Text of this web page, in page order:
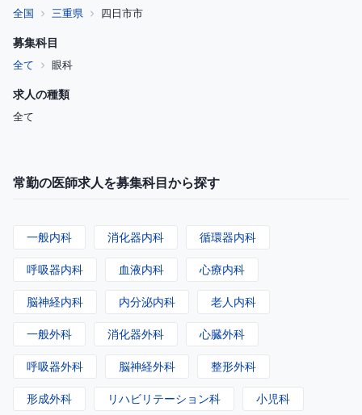
全国 三重県 四日市市
募集科目
全て 眼科
求人の種類
全て
常勤の医師求人を募集科目から探す
一般内科 消化器内科 循環器内科
呼吸器内科 血液内科 心療内科
脳神経内科 内分泌内科 老人内科
一般外科 消化器外科 心臓外科
呼吸器外科 脳神経外科 整形外科
形成外科 リハビリテーション科 小児科